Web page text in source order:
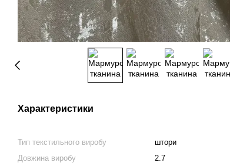
Характеристики
Тип текстильного виробу
штори
Довжина виробу
2.7